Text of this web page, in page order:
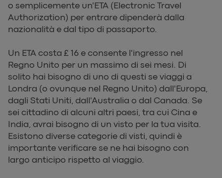
o semplicemente un'ETA (Electronic Travel
Authorization) per entrare dipenderà dalla
nazionalità e dal tipo di passaporto.
Un ETA costa £ 16 e consente l'ingresso nel
Regno Unito per un massimo di sei mesi. Di
solito hai bisogno di uno di questi se viaggi a
Londra (o ovunque nel Regno Unito) dall'Europa,
dagli Stati Uniti, dall'Australia o dal Canada. Se
sei cittadino di alcuni altri paesi, tra cui Cina e
India, avrai bisogno di un visto per la tua visita.
Esistono diverse categorie di visti, quindi è
importante verificare se ne hai bisogno con
largo anticipo rispetto al viaggio.